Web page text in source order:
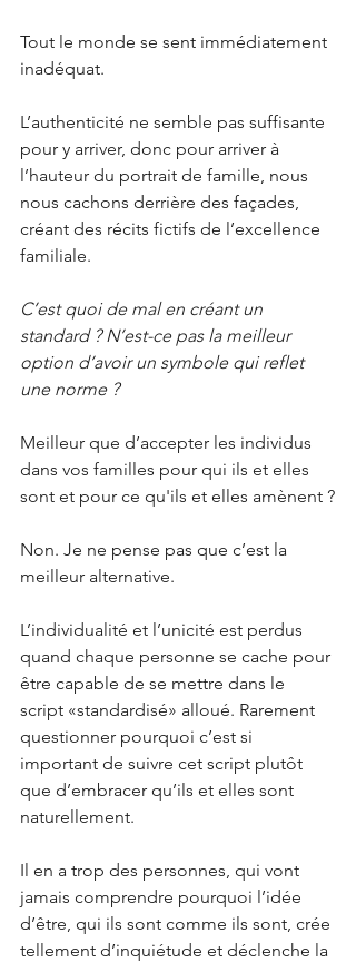
Tout le monde se sent immédiatement
inadéquat.
L’authenticité ne semble pas suffisante
pour y arriver, donc pour arriver à
l’hauteur du portrait de famille, nous
nous cachons derrière des façades,
créant des récits fictifs de l’excellence
familiale.
C’est quoi de mal en créant un
standard ? N’est-ce pas la meilleur
option d’avoir un symbole qui reflet
une norme ?
Meilleur que d’accepter les individus
dans vos familles pour qui ils et elles
sont et pour ce qu'ils et elles amènent ?
Non. Je ne pense pas que c’est la
meilleur alternative.
L’individualité et l’unicité est perdus
quand chaque personne se cache pour
être capable de se mettre dans le
script «standardisé» alloué. Rarement
questionner pourquoi c’est si
important de suivre cet script plutôt
que d’embracer qu’ils et elles sont
naturellement.
Il en a trop des personnes, qui vont
jamais comprendre pourquoi l’idée
d’être, qui ils sont comme ils sont, crée
tellement d’inquiétude et déclenche la